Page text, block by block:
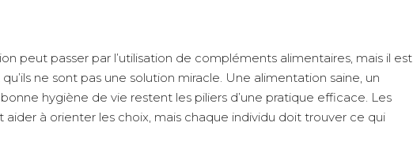
peut passer par l’utilisation de compléments alimentaires, mais il est
ne sont pas une solution miracle. Une alimentation saine, un
hygiène de vie restent les piliers d’une pratique efficace. Les
aider à orienter les choix, mais chaque individu doit trouver ce qui